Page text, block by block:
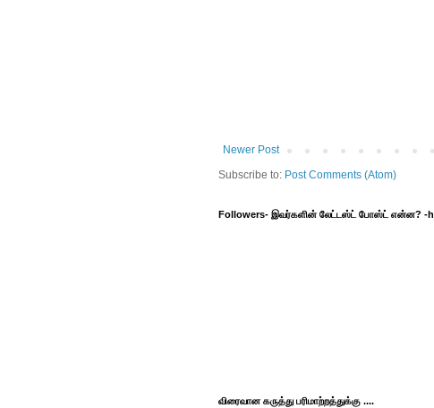
Newer Post
Subscribe to: Post Comments (Atom)
Followers- இவர்களின் லேட்டஸ்ட் போஸ்ட் என்ன? -
விரைவான கருத்து பரிமாற்றத்துக்கு ....